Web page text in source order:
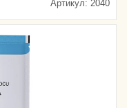
Артикул: 2040